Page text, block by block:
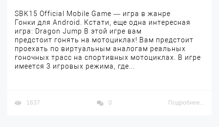
SBK15 Official Mobile Game — игра в жанре
Гонки для Android. Кстати, еще одна интересная
игра: Dragon Jump В этой игре вам
предстоит гонять на мотоциклах! Вам предстоит
проехать по виртуальным аналогам реальных
гоночных трасс на спортивных мотоциклах. В игре
имеется 3 игровых режима, где...
1637 0 Подробнее...